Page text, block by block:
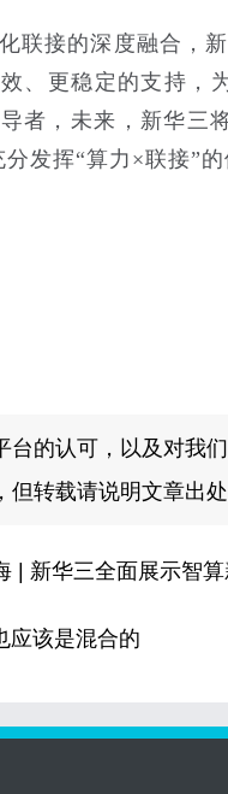
联接的深度融合，
、更稳定的支持，
者，未来，新华
发挥“算力×联接”
台的认可，以及对我
转载请说明文章出处
| 新华三全面展示智
应该是混合的